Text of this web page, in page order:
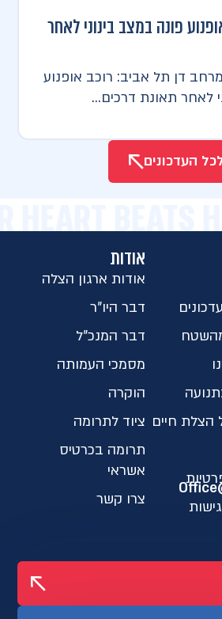
פונה במצב בינוני לאחר
דן תל אביב: רוכב אופנוע
לאחר תאונת דרכים...
העדכונים
HEART BEATS
הצלת חיים
אודות
אודות ארגון הצלה
דבר היו"ר
דבר המנכ"ל
מסמכי העמותה
הוקרה
ציוד לתרומה
תרומה בכרטיס
אשראי
צרו קשר